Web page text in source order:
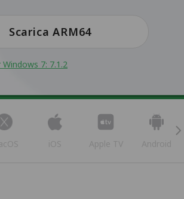
Scarica ARM64
7: 7.1.2
iOS Apple TV Android